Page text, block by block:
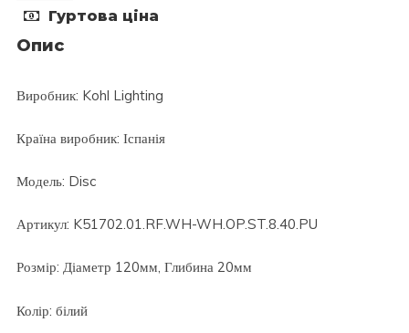
Гуртова ціна
Опис
Виробник: Kohl Lighting
Країна виробник: Іспанія
Модель: Disc
Артикул: K51702.01.RF.WH-WH.OP.ST.8.40.PU
Розмір: Діаметр 120мм, Глибина 20мм
Колір: білий